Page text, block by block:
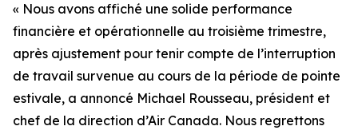
« Nous avons affiché une solide performance
financière et opérationnelle au troisième trimestre,
après ajustement pour tenir compte de l’interruption
de travail survenue au cours de la période de pointe
estivale, a annoncé Michael Rousseau, président et
chef de la direction d’Air Canada. Nous regrettons